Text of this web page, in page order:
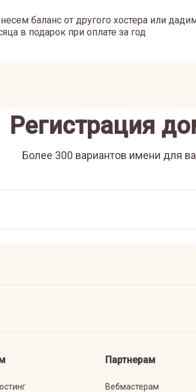
баланс от другого хостера или
в подарок при оплате за год
Регистрация
Более 300 вариантов имени для
Партнерам
Вебмастерам